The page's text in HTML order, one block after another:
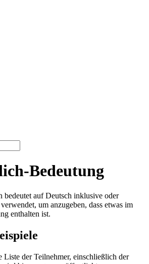
Bedeutung
bedeutet auf Deutsch inklusive oder
um anzugeben, dass etwas im
enthalten ist.
Liste der Teilnehmer, einschließlich der